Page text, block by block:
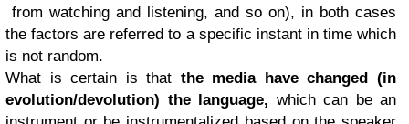
from watching and listening, and so on), in both cases
the factors are referred to a specific instant in time which
is not random.
What is certain is that the media have changed (in
evolution/devolution) the language, which can be an